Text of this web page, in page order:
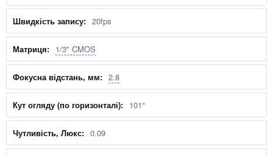
20fps
1/3" CMOS
2.8
101°
0.09